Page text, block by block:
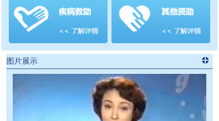
>>
图片展示
建信息